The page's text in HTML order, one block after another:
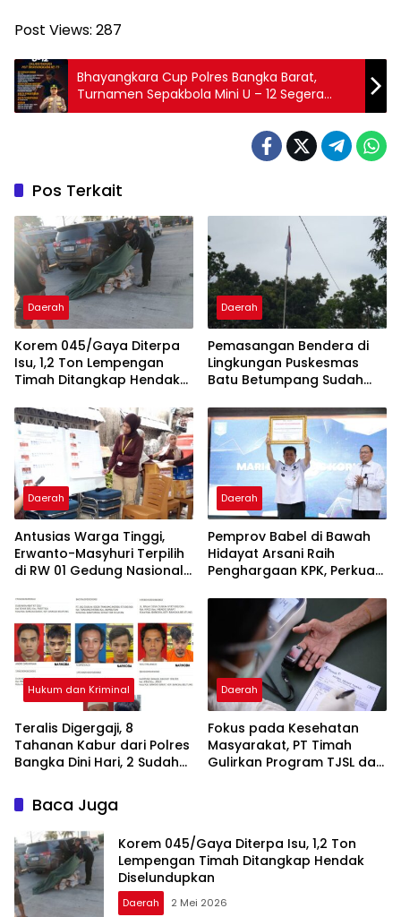
Post Views: 287
Bhayangkara Cup Polres Bangka Barat,
Turnamen Sepakbola Mini U – 12 Segera
Digelar
Pos Terkait
Daerah
Korem 045/Gaya Diterpa
Isu, 1,2 Ton Lempengan
Timah Ditangkap Hendak
Daerah
Pemasangan Bendera di
Lingkungan Puskesmas
Batu Betumpang Sudah
Daerah
Antusias Warga Tinggi,
Erwanto-Masyhuri Terpilih
di RW 01 Gedung Nasional
Daerah
Pemprov Babel di Bawah
Hidayat Arsani Raih
Penghargaan KPK, Perkuat
Good Governance
Hukum dan Kriminal
Teralis Digergaji, 8
Tahanan Kabur dari Polres
Bangka Dini Hari, 2 Sudah
Daerah
Fokus pada Kesehatan
Masyarakat, PT Timah
Gulirkan Program TJSL dari
Baca Juga
Korem 045/Gaya Diterpa Isu, 1,2 Ton
Lempengan Timah Ditangkap Hendak
Diselundupkan
Daerah 2 Mei 2026